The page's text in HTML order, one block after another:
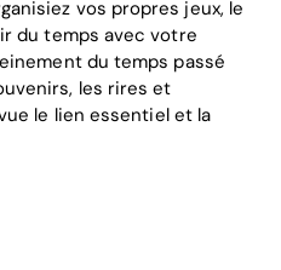
vos propres jeux, le
du temps avec votre
du temps passé
les rires et
le lien essentiel et la